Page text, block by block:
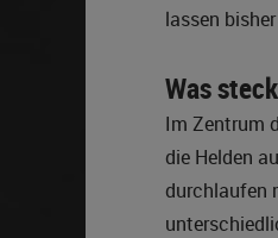
lassen
Was
Im Zentrum
die Helden
durchlaufen